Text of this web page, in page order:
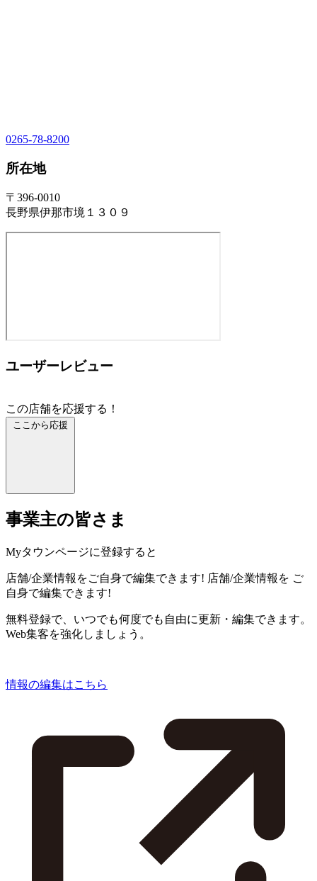
0265-78-8200
所在地
〒396-0010
長野県伊那市境１３０９
ユーザーレビュー
この店舗を応援する！
ここから応援
事業主の皆さま
Myタウンページに登録すると
店舗/企業情報をご自身で編集できます! 店舗/企業情報を ご
自身で編集できます!
無料登録で、いつでも何度でも自由に更新・編集できます。
Web集客を強化しましょう。
情報の編集はこちら